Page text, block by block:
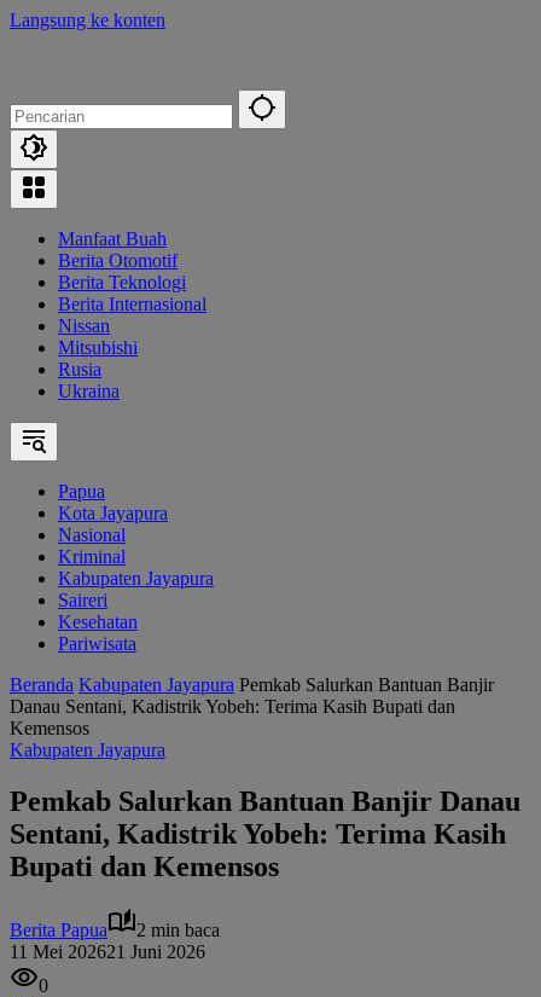
Langsung ke konten
Manfaat Buah
Berita Otomotif
Berita Teknologi
Berita Internasional
Nissan
Mitsubishi
Rusia
Ukraina
Papua
Kota Jayapura
Nasional
Kriminal
Kabupaten Jayapura
Saireri
Kesehatan
Pariwisata
Beranda Kabupaten Jayapura Pemkab Salurkan Bantuan Banjir
Danau Sentani, Kadistrik Yobeh: Terima Kasih Bupati dan
Kemensos
Kabupaten Jayapura
Pemkab Salurkan Bantuan Banjir Danau
Sentani, Kadistrik Yobeh: Terima Kasih
Bupati dan Kemensos
Berita Papua
2 min baca
11 Mei 202621 Juni 2026
0